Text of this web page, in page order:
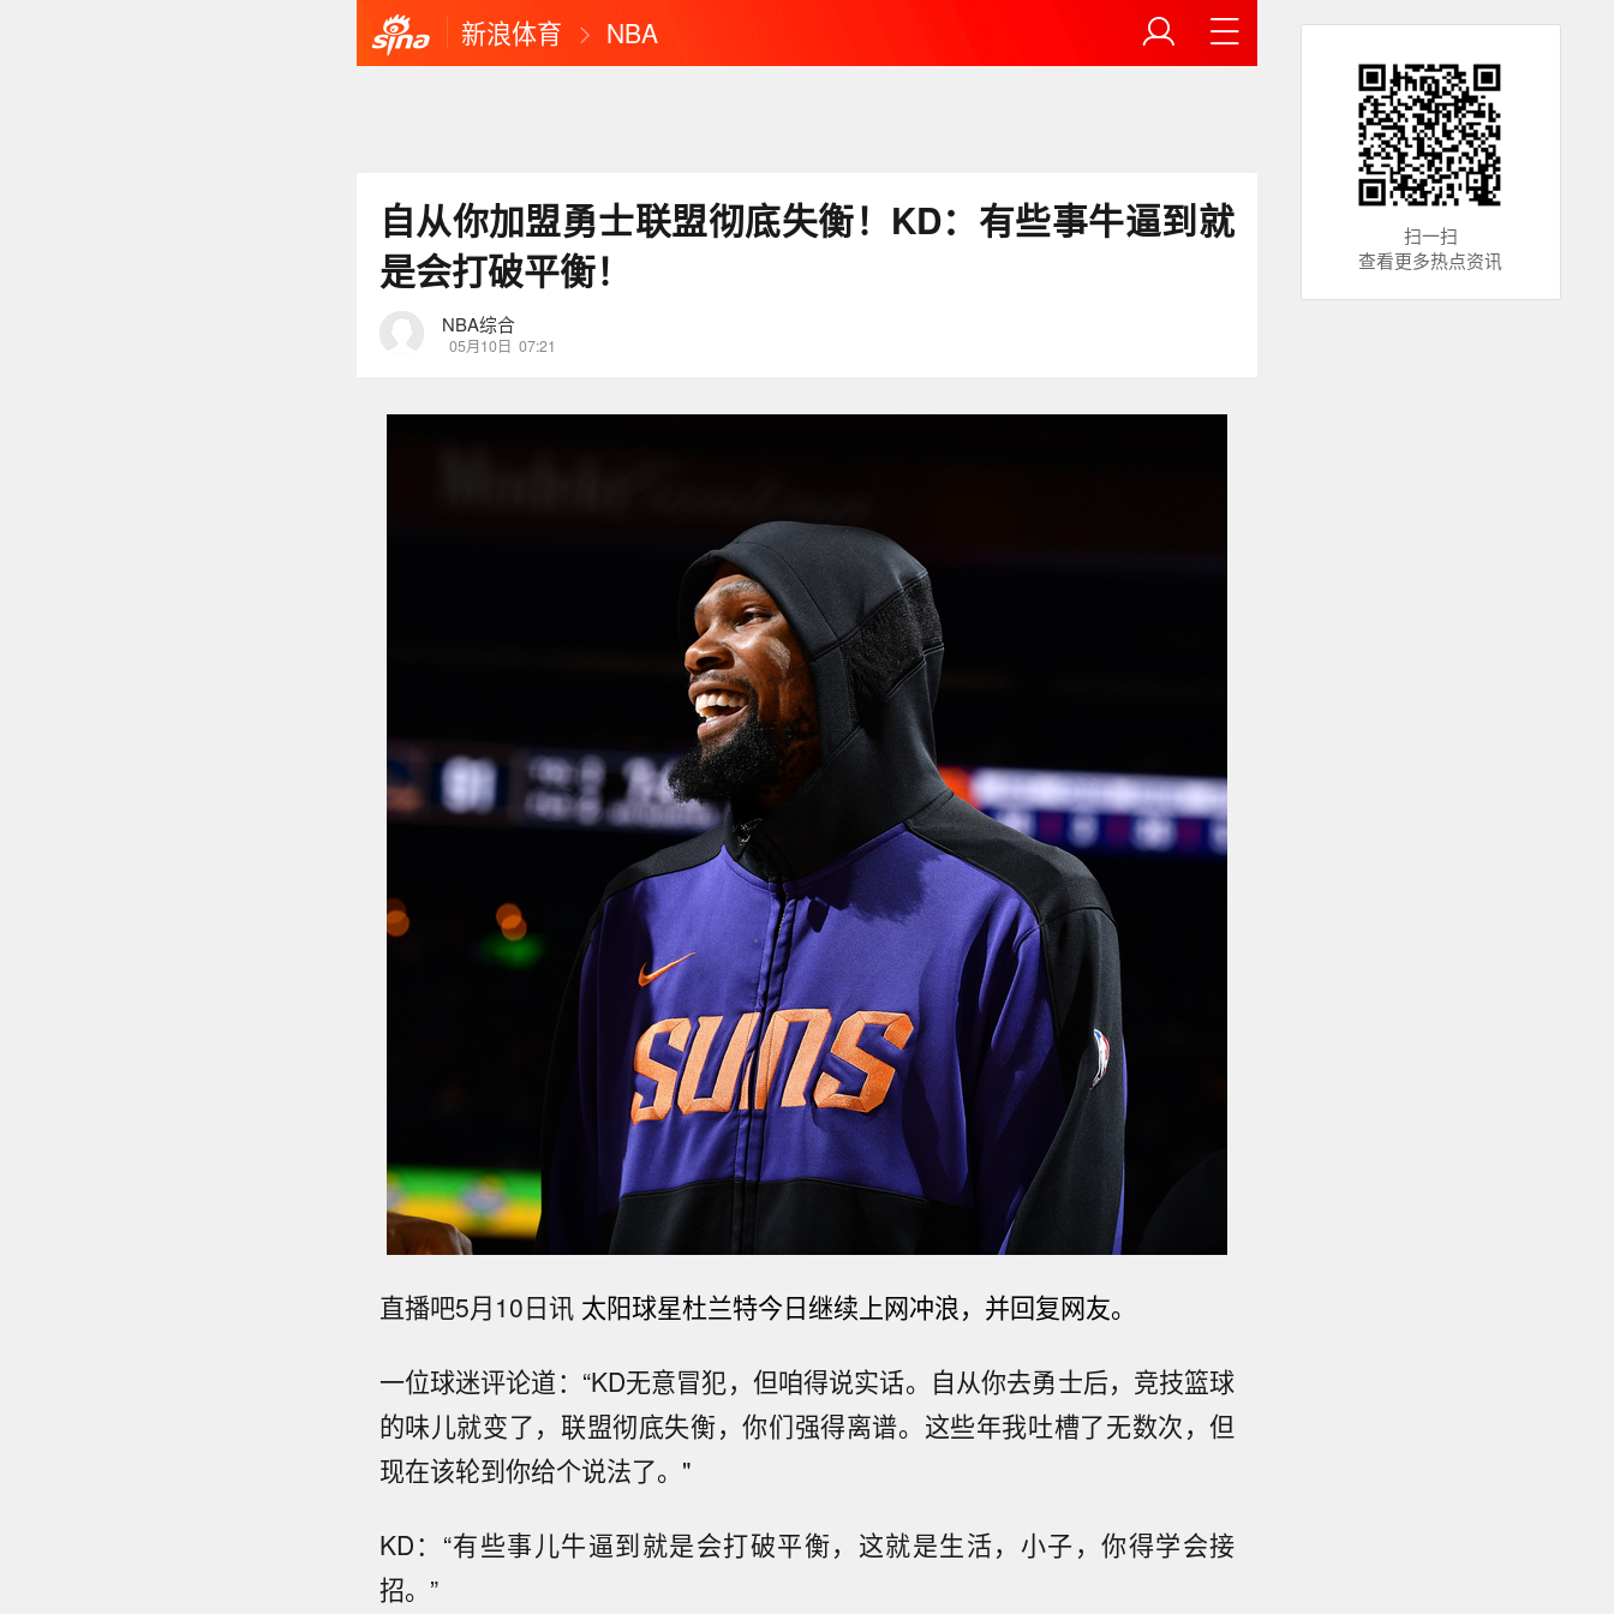
新浪体育 NBA
自从你加盟勇士联盟彻底失衡！KD：有些事牛逼到就
是会打破平衡！
NBA综合
05月10日 07:21
直播吧5月10日讯 太阳球星杜兰特今日继续上网冲浪，并回复网友。
一位球迷评论道：“KD无意冒犯，但咱得说实话。自从你去勇士后，竞技篮球
的味儿就变了，联盟彻底失衡，你们强得离谱。这些年我吐槽了无数次，但
现在该轮到你给个说法了。"
KD：“有些事儿牛逼到就是会打破平衡，这就是生活，小子，你得学会接
招。”
扫一扫
查看更多热点资讯